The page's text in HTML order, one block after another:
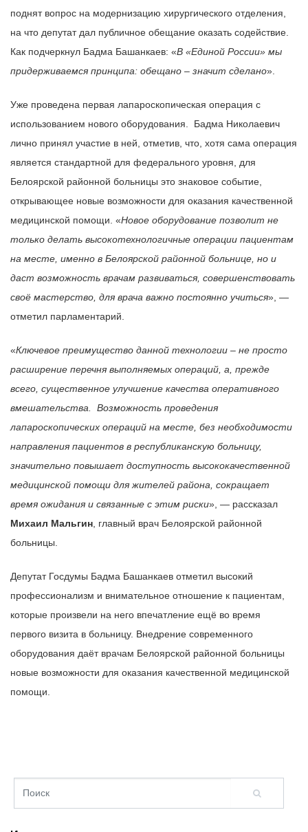
поднят вопрос на модернизацию хирургического отделения,
на что депутат дал публичное обещание оказать содействие.
Как подчеркнул Бадма Башанкаев: «В «Единой России» мы
придерживаемся принципа: обещано – значит сделано».
Уже проведена первая лапароскопическая операция с
использованием нового оборудования. Бадма Николаевич
лично принял участие в ней, отметив, что, хотя сама операция
является стандартной для федерального уровня, для
Белоярской районной больницы это знаковое событие,
открывающее новые возможности для оказания качественной
медицинской помощи. «Новое оборудование позволит не
только делать высокотехнологичные операции пациентам
на месте, именно в Белоярской районной больнице, но и
даст возможность врачам развиваться, совершенствовать
своё мастерство, для врача важно постоянно учиться», —
отметил парламентарий.
«Ключевое преимущество данной технологии – не просто
расширение перечня выполняемых операций, а, прежде
всего, существенное улучшение качества оперативного
вмешательства. Возможность проведения
лапароскопических операций на месте, без необходимости
направления пациентов в республиканскую больницу,
значительно повышает доступность высококачественной
медицинской помощи для жителей района, сокращает
время ожидания и связанные с этим риски», — рассказал
Михаил Мальгин , главный врач Белоярской районной
больницы.
Депутат Госдумы Бадма Башанкаев отметил высокий
профессионализм и внимательное отношение к пациентам,
которые произвели на него впечатление ещё во время
первого визита в больницу. Внедрение современного
оборудования даёт врачам Белоярской районной больницы
новые возможности для оказания качественной медицинской
помощи.